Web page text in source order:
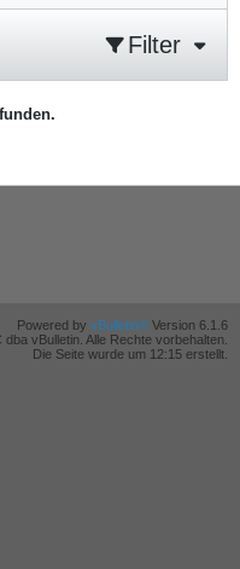
Filter
Powered by vBulletin® Version 6.1.6
vBulletin. Alle Rechte vorbehalten.
Die Seite wurde um 12:15 erstellt.